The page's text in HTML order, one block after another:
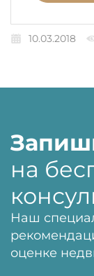
10.03.2018
на
Наш
оценке